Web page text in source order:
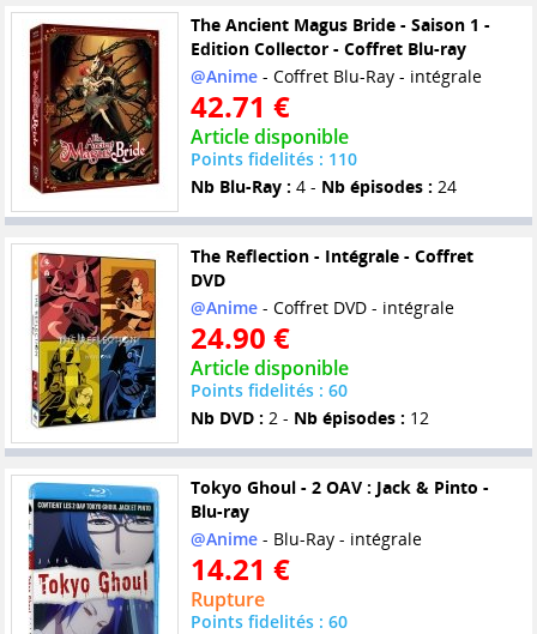
The Ancient Magus Bride - Saison 1 -
Edition Collector - Coffret Blu-ray
@Anime- Coffret Blu-Ray - intégrale
42.71 €
Article disponible
Points fidelités : 110
Nb Blu-Ray : 4 - Nb épisodes : 24
The Reflection - Intégrale - Coffret
DVD
@Anime- Coffret DVD - intégrale
24.90 €
Article disponible
Points fidelités : 60
Nb DVD : 2 - Nb épisodes : 12
Tokyo Ghoul - 2 OAV : Jack & Pinto -
Blu-ray
@Anime- Blu-Ray - intégrale
14.21 €
Rupture
Points fidelités : 60